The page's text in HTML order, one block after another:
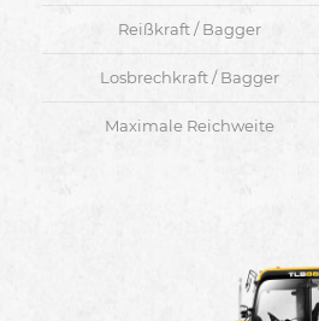
Reißkraft / Bagger
Losbrechkraft / Bagger
Maximale Reichweite